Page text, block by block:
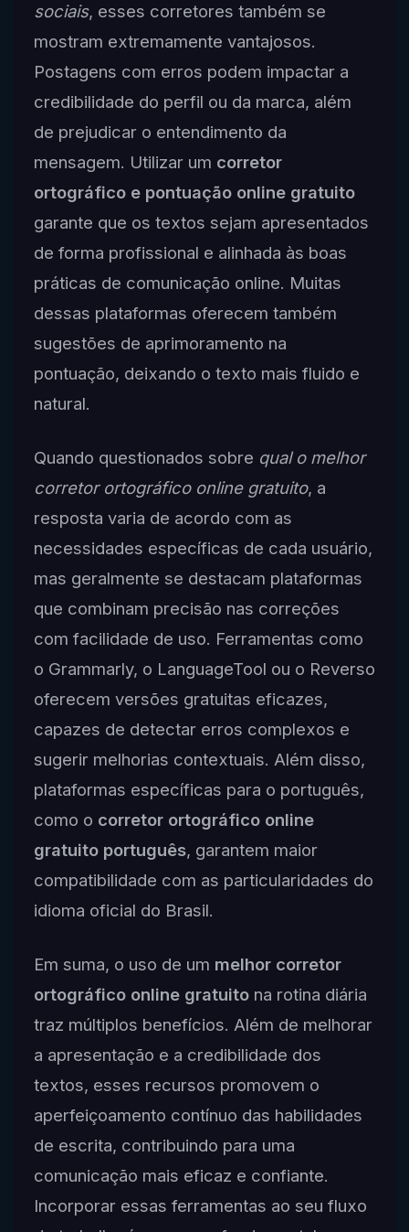
sociais, esses corretores também se
mostram extremamente vantajosos.
Postagens com erros podem impactar a
credibilidade do perfil ou da marca, além
de prejudicar o entendimento da
mensagem. Utilizar um corretor
ortográfico e pontuação online gratuito
garante que os textos sejam apresentados
de forma profissional e alinhada às boas
práticas de comunicação online. Muitas
dessas plataformas oferecem também
sugestões de aprimoramento na
pontuação, deixando o texto mais fluido e
natural.
Quando questionados sobre qual o melhor
corretor ortográfico online gratuito, a
resposta varia de acordo com as
necessidades específicas de cada usuário,
mas geralmente se destacam plataformas
que combinam precisão nas correções
com facilidade de uso. Ferramentas como
o Grammarly, o LanguageTool ou o Reverso
oferecem versões gratuitas eficazes,
capazes de detectar erros complexos e
sugerir melhorias contextuais. Além disso,
plataformas específicas para o português,
como o corretor ortográfico online
gratuito português, garantem maior
compatibilidade com as particularidades do
idioma oficial do Brasil.
Em suma, o uso de um melhor corretor
ortográfico online gratuitona rotina diária
traz múltiplos benefícios. Além de melhorar
a apresentação e a credibilidade dos
textos, esses recursos promovem o
aperfeiçoamento contínuo das habilidades
de escrita, contribuindo para uma
comunicação mais eficaz e confiante.
Incorporar essas ferramentas ao seu fluxo